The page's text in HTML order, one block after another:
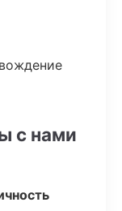
с нами